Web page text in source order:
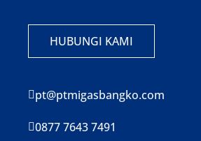
HUBUNGI KAMI
pt@ptmigasbangko.com
0877 7643 7491